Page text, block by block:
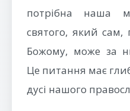
потрібна наша
святого, який сам,
Божому, може за
Це питання має
дусі нашого